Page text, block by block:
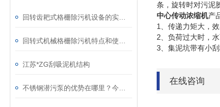
江苏*ZG刮吸泥机结构
条，旋转时对污泥
中心传动浓缩机产
1、传递力矩大，
2、负荷过大时，
3、集泥坑带有小
在线咨询